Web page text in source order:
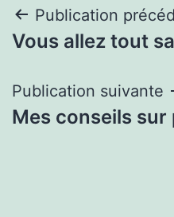
Navigation
de
l’article
Publication
Vous allez tout
Publication suivante
Mes conseils sur